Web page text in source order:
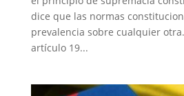
dice que las normas
prevalencia sobre cualquier
artículo 19...